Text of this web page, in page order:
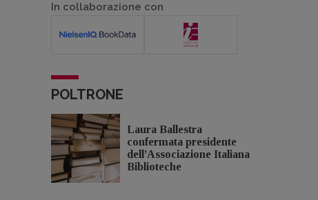
In collaborazione con
POLTRONE
Laura Ballestra
confermata presidente
dell’Associazione Italiana
Biblioteche